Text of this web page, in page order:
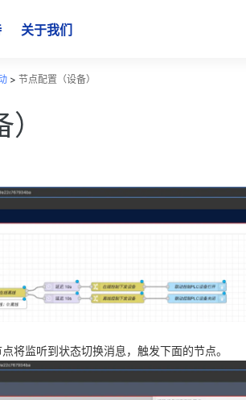
关于我们
> 节点配置（设备）
将监听到状态切换消息，触发下面的节点。